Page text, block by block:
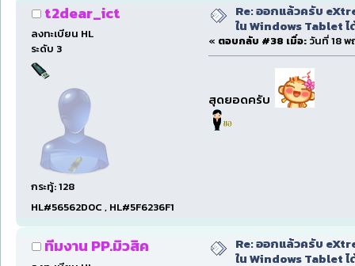
t2dear_ict
ลงทะเบียน HL
ระดับ 3
กระทู้: 128
HL#56562D0C , HL#5F6236F1
Re: ออกแล้วครับ
ใน Windows Tablet
« ตอบกลับ #38 เมื่อ: วันที่ 18 พ
สุดยอดครับ
ทีมงาน PP.มิวสิค
Re: ออกแล้วครับ
ใน Windows Tablet